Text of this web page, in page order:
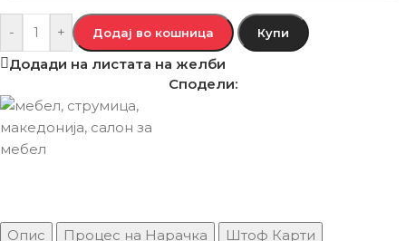
- + Додај во кошница Купи
Додади на листата на желби
Сподели:
Опис Процес на Нарачка Штоф Карти